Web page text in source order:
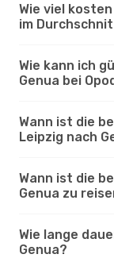
Wie viel
im
Wie kann ich
Genua bei
Wann ist die
Leipzig nach
Wann ist die
Genua zu
Wie lange
Genua?